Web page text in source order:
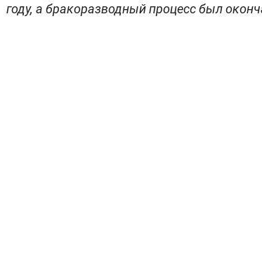
году, а бракоразводный процесс был